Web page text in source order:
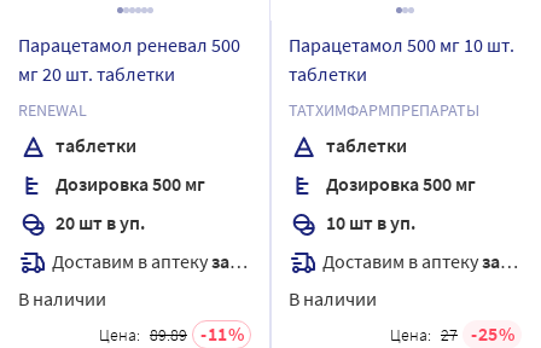
Парацетамол реневал 500
мг 20 шт. таблетки
RENEWAL
таблетки
Дозировка 500 мг
20 шт в уп.
Доставим в аптекузавтра
В наличии
Цена: 89.89 11
Парацетамол 500 мг 10 шт.
таблетки
ТАТХИМФАРМПРЕПАРАТЫ
таблетки
Дозировка 500 мг
10 шт в уп.
Доставим в аптекузавтра
В наличии
Цена: 27 25